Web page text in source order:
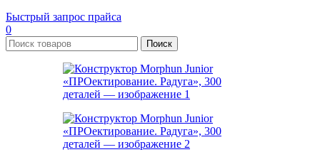
Быстрый запрос прайса
0
Поиск